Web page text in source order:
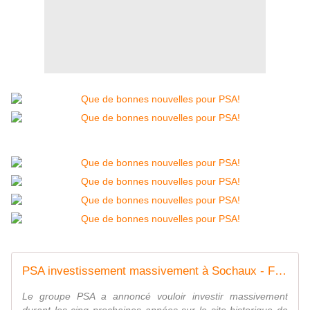
PSA investissement massivement à Sochaux - FranceAuto-actu - actualité automobile régionale et internationale
Le groupe PSA a annoncé vouloir investir massivement